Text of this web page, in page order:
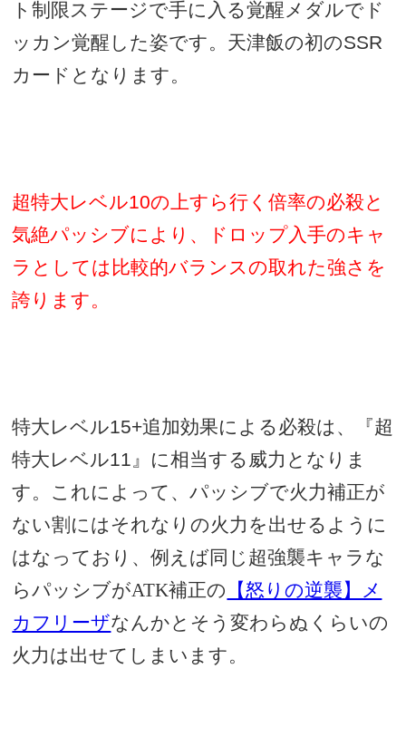
ト制限ステージで手に入る覚醒メダルでド
ッカン覚醒した姿です。天津飯の初のSSR
カードとなります。
超特大レベル10の上すら行く倍率の必殺と
気絶パッシブにより、ドロップ入手のキャ
ラとしては比較的バランスの取れた強さを
誇ります。
特大レベル15+追加効果による必殺は、『超
特大レベル11』に相当する威力となりま
す。これによって、パッシブで火力補正が
ない割にはそれなりの火力を出せるように
はなっており、例えば同じ超強襲キャラな
らパッシブがATK補正の
【怒りの逆襲】メ
カフリーザなんかとそう変わらぬくらいの
火力は出せてしまいます。